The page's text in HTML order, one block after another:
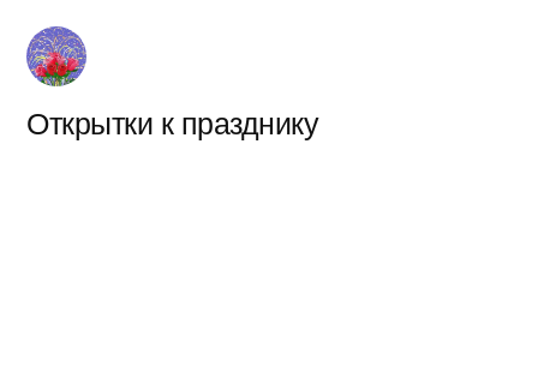
Перейти
содержимому
Открытки к празднику